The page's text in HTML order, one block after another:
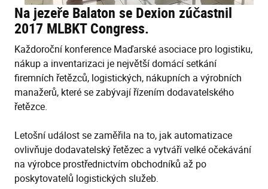
Na jezeře Balaton se Dexion zúčastnil
2017 MLBKT Congress.
Každoroční konference Maďarské asociace pro logistiku,
nákup a inventarizaci je největší domácí setkání
firemních řetězců, logistických, nákupních a výrobních
manažerů, které se zabývají řízením dodavatelského
řetězce.
Letošní událost se zaměřila na to, jak automatizace
ovlivňuje dodavatelský řetězec a vytváří velké očekávání
na výrobce prostřednictvím obchodníků až po
poskytovatelů logistických služeb.